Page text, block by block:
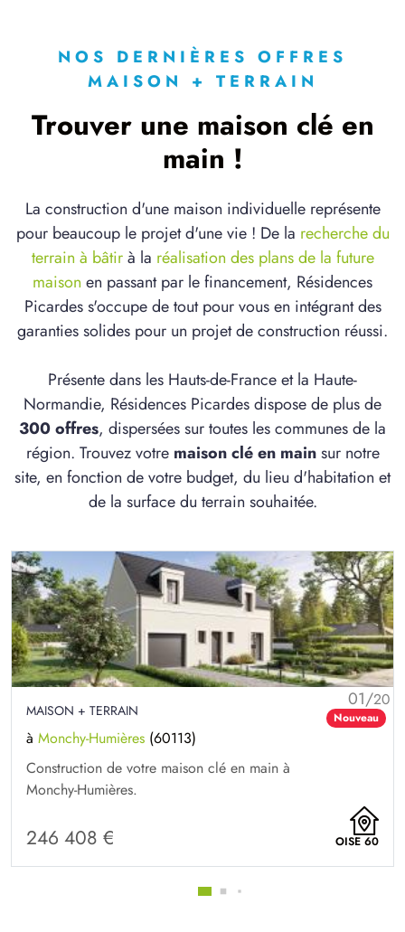
NOS DERNIÈRES OFFRES
MAISON + TERRAIN
Trouver une maison clé en
main !
La construction d'une maison individuelle représente
pour beaucoup le projet d'une vie ! De la recherche du
terrain à bâtirà la réalisation des plans de la future
maison en passant par le financement, Résidences
Picardes s'occupe de tout pour vous en intégrant des
garanties solides pour un projet de construction réussi.
Présente dans les Hauts-de-France et la Haute-
Normandie, Résidences Picardes dispose de plus de
300 offres, dispersées sur toutes les communes de la
région. Trouvez votre maison clé en mainsur notre
site, en fonction de votre budget, du lieu d'habitation et
de la surface du terrain souhaitée.
01/20
Nouveau
MAISON + TERRAIN
à Monchy-Humières (60113)
Construction de votre maison clé en main à
Monchy-Humières.
246 408 € OISE 60